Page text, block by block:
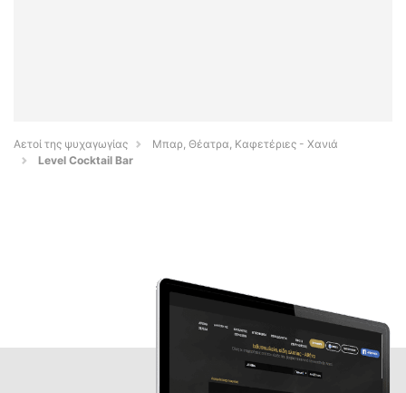
Αετοί της ψυχαγωγίας
Μπαρ, Θέατρα, Καφετέριες - Χανιά
Level Cocktail Bar